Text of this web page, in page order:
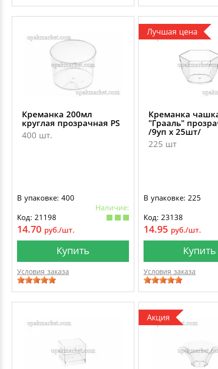
Креманка 200мл
круглая прозрачная PS
400 шт.
В упаковке: 400
Наличие:
Код: 21198
14.70 руб./шт.
Купить
Условия заказа
Лучшая цена
Креманка
"Грааль"
/9уп х 25шт/
225 шт
В упаковке: 225
Код: 23138
14.95 руб./шт.
Купить
Условия заказа
Акция